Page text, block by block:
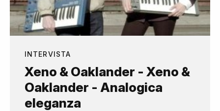
INTERVISTA
Xeno & Oaklander - Xeno &
Oaklander - Analogica
eleganza